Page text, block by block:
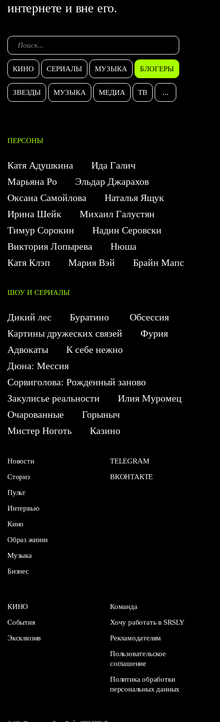
интернете и вне его.
КИНО СЕРИАЛЫ МУЗЫКА БЛОГЕРЫ
ЗВЕЗДЫ МУЗЫКА МЕДИА ТВ ...
ПЕРСОНЫ
Катя Адушкина
Ида Галич
Марьяна Ро
Эльдар Джарахов
Оксана Самойлова
Наталья Ящук
Ирина Шейк
Михаил Галустян
Тимур Сорокин
Надин Серовски
Виктория Лопырева
Нюша
Катя Клэп
Мария Вэй Брайн Мапс
ШОУ И СЕРИАЛЫ
Дикий лес Буратино
Обсессия
Картины дружеских связей
Фурия
Адвокаты
К себе нежно
Дюна: Мессия
Сорвиголова: Рожденный заново
Закулисье реальности
Илия Муромец
Очарованные
Горыныч
Мистер Ноготь
Казино
Новости
Сториз
Пульт
Интервью
Кино
Образ жизни
Музыка
Бизнес
TELEGRAM
ВКОНТАКТЕ
КИНО
События
Эксклюзив
Команда
Хочу работать в SRSLY
Рекламодателям
Пользовательское
соглашение
Политика обработки
персональных данных